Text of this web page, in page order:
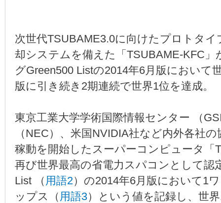
次世代TSUBAME3.0に向けたプロトタ
却システムを備えた「TSUBAME-KFC
グGreen500 Listの2014年6月版において
版に引き続き2期連続で世界1位を達成。
東京工業大学学術国際情報センター （
（NEC）、米国NVIDIA社など内外各社
稼動を開始したスーパーコンピュータ「
再び世界最高の省電力スパコンとして認
List （ 用語2）の2014年6月版において1
ップス（ 用語3）という値を記録し、世